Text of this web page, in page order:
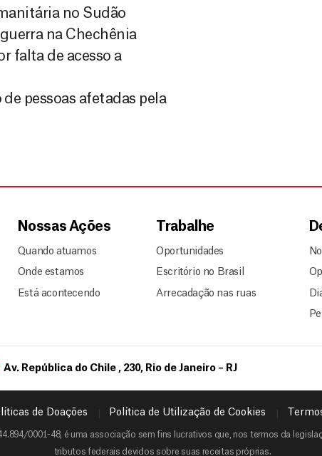
no Sudão
na Chechênia
falta de acesso a
pessoas afetadas pela
Nossas Ações
Quando atuamos
Onde estamos
Está acontecendo
Trabalhe
Oportunidades
Escritório no Brasil
Arrecadação nas ruas
Av. República do Chile , 230, Rio de Janeiro – RJ
de Doações Política de Utilização de Cookies
0001-48, é uma associação sem fins lucrativos que, nos termos da
tributos federais devidos sobre suas receitas próprias.